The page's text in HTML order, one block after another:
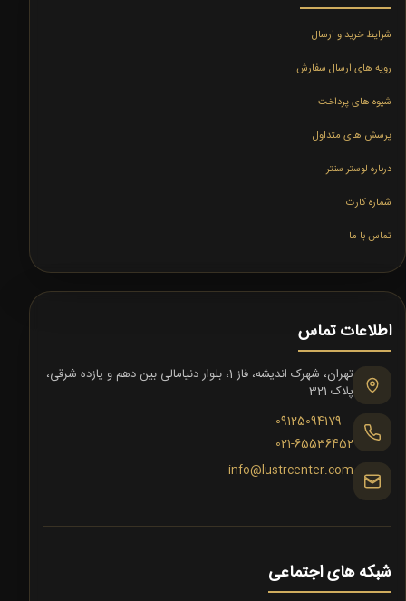
شرایط خرید و ارسال
رویه های ارسال سفارش
شیوه های پرداخت
پرسش های متداول
درباره لوستر سنتر
شماره کارت
تماس با ما
اطلاعات تماس
تهران، شهرک اندیشه، فاز 1، بلوار دنیامالی بین دهم و یازده شرقی،
پلاک 321
09125094179
021-65536452
info@lustrcenter.com
شبکه های اجتماعی